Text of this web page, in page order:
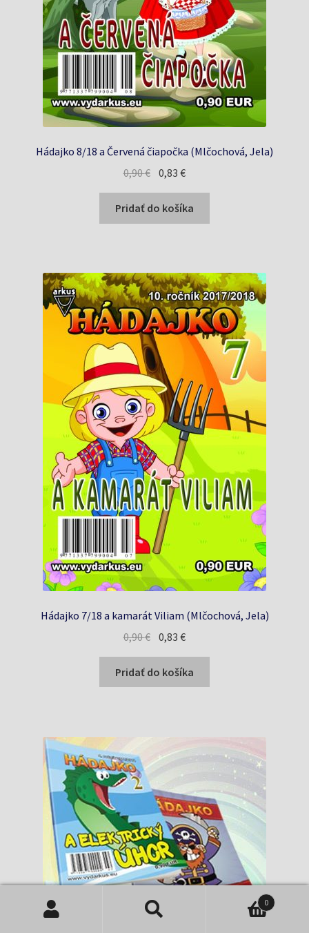
Hádajko 8/18 a Červená čiapočka (Mlčochová, Jela)
0,90€ Pôvodná
bola:
0,90 €.
0,83€Aktuálna
je:
0,83 €.
Pridať do košíka
Hádajko 7/18 a kamarát Viliam (Mlčochová, Jela)
0,90€ Pôvodná
bola:
0,90 €.
0,83€Aktuálna
je:
0,83 €.
Pridať do košíka
0